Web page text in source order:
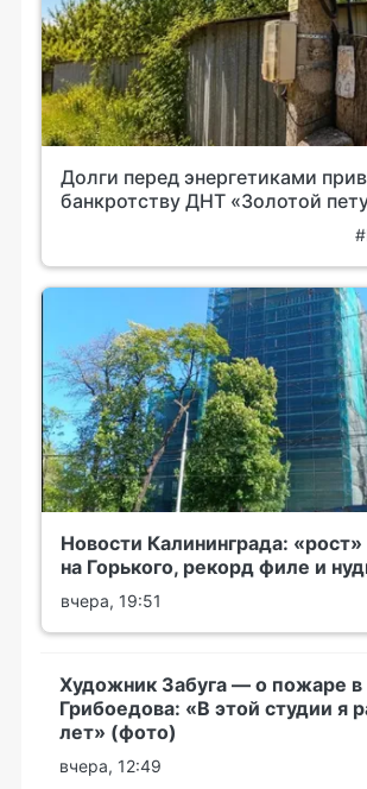
Долги перед энергетиками
банкротству ДНТ «Золотой
Новости Калининграда:
на Горького, рекорд филе и
вчера, 19:51
Художник Забуга — о пожаре в
Грибоедова: «В этой студии я
лет» (фото)
вчера, 12:49